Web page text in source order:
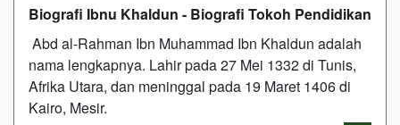
Biografi Ibnu Khaldun - Biografi Tokoh Pendidikan
Abd al-Rahman Ibn Muhammad Ibn Khaldun adalah
nama lengkapnya. Lahir pada 27 Mei 1332 di Tunis,
Afrika Utara, dan meninggal pada 19 Maret 1406 di
Kairo, Mesir.